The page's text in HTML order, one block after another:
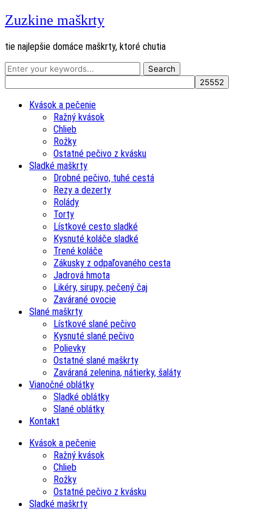
Zuzkine maškrty
tie najlepšie domáce maškrty, ktoré chutia
Kvások a pečenie
Ražný kvások
Chlieb
Rožky
Ostatné pečivo z kvásku
Sladké maškrty
Drobné pečivo, tuhé cestá
Rezy a dezerty
Rolády
Torty
Lístkové cesto sladké
Kysnuté koláče sladké
Trené koláče
Zákusky z odpaľovaného cesta
Jadrová hmota
Likéry, sirupy, pečený čaj
Zavárané ovocie
Slané maškrty
Lístkové slané pečivo
Kysnuté slané pečivo
Polievky
Ostatné slané maškrty
Zaváraná zelenina, nátierky, šaláty
Vianočné oblátky
Sladké oblátky
Slané oblátky
Kontakt
Kvások a pečenie
Ražný kvások
Chlieb
Rožky
Ostatné pečivo z kvásku
Sladké maškrty